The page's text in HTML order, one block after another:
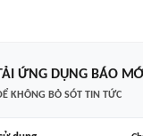
ỨNG DỤNG BÁO
KHÔNG BỎ SÓT TIN TỨC